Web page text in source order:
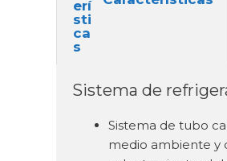
Sistema de
Sistema de tubo
medio ambiente y